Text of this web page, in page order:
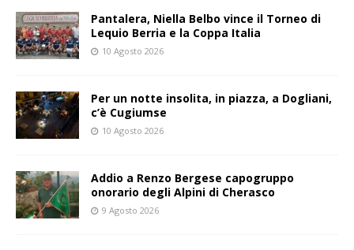
Pantalera, Niella Belbo vince il Torneo di
Lequio Berria e la Coppa Italia
10 Agosto 2026
Per un notte insolita, in piazza, a Dogliani,
c’è Cugiumse
10 Agosto 2026
Addio a Renzo Bergese capogruppo
onorario degli Alpini di Cherasco
9 Agosto 2026